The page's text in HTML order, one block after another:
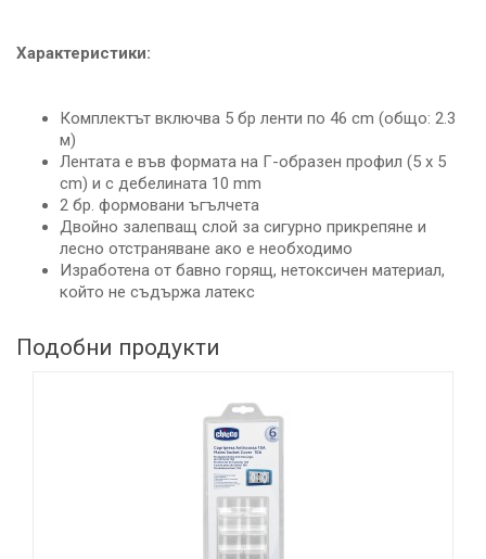
Характеристики:
Комплектът включва 5 бр ленти по 46 cm (общо: 2.3
м)
Лентата е във формата на Г-образен профил (5 х 5
cm) и с дебелината 10 mm
2 бр. формовани ъгълчета
Двойно залепващ слой за сигурно прикрепяне и
лесно отстраняване ако е необходимо
Изработена от бавно горящ, нетоксичен материал,
който не съдържа латекс
Подобни продукти